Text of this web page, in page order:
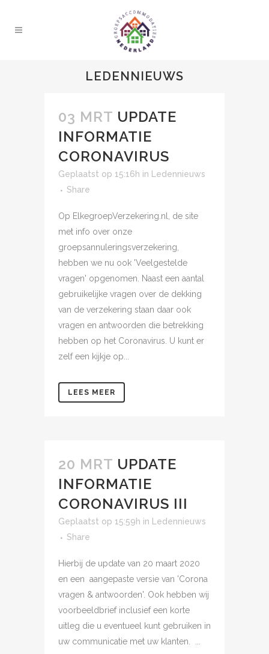
LEDENNIEUWS
03 MRT UPDATE
INFORMATIE
CORONAVIRUS
Geplaatst op 15:16h in
Ledennieuws
Share
Op ElkegroepVerzekering.nl, de site
met info over onze
groepsannuleringsverzekering,
hebben we nu ook 'Veelgestelde
vragen' opgenomen. Naast een aantal
gebruikelijke vragen over de dekking
van de verzekering staan daar ook
vragen en antwoorden die betrekking
hebben op het Coronavirus. U kunt er
zelf een kijkje op...
LEES MEER
20 MRT UPDATE
INFORMATIE
CORONAVIRUS III
Geplaatst op 15:59h in
Ledennieuws
Share
Hierbij de update van 20 maart 2020
en een aangepaste versie van 'Corona
vragen & antwoorden'. Ook hebben wij
voorbeeldbrief inclusief een korte
uitleg die u eventueel kunt gebruiken in
uw communicatie met uw klanten. ...